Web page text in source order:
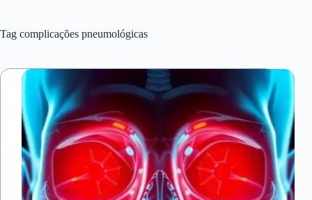
Tag complicações pneumológicas